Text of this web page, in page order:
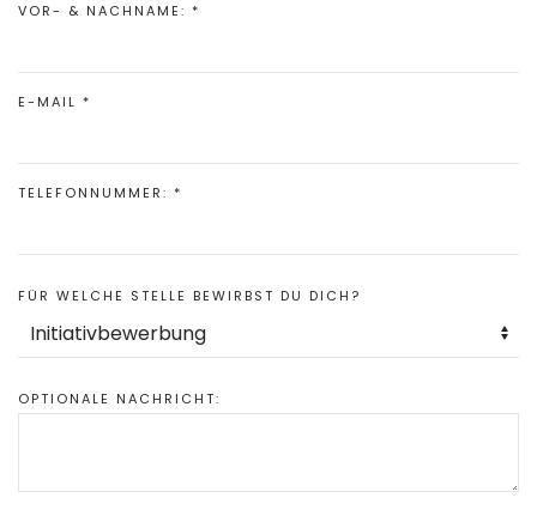
VOR- & NACHNAME: *
E-MAIL *
TELEFONNUMMER: *
FÜR WELCHE STELLE BEWIRBST DU DICH?
OPTIONALE NACHRICHT: